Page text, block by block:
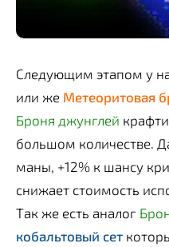
Следующим этапом у
или же Метеоритовая
Броня джунглей
большом количестве.
маны, +12% к шансу
снижает стоимость
Так же есть аналог
кобальтовый сет